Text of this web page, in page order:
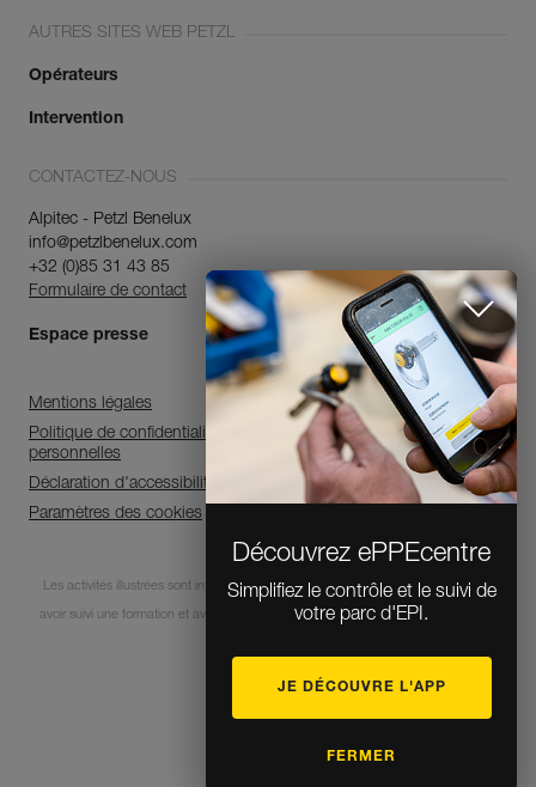
Découvrez ePPEcentre
Simplifiez le contrôle et le suivi de
votre parc d'EPI.
JE DÉCOUVRE L'APP
FERMER
AUTRES SITES WEB PETZL
Opérateurs
Intervention
CONTACTEZ-NOUS
Alpitec - Petzl Benelux
info@petzlbenelux.com
+32 (0)85 31 43 85
Formulaire de contact
Espace presse
Mentions légales
Politique de confidentialité et de traitement des données
personnelles
Déclaration d'accessibilité
Paramètres des cookies
Les activités illustrées sont intrinsèquement dangereuses. Chaque utilisateur doit
avoir suivi une formation et avoir des compétences pour l’usage des équipements
© 1995-2026 Petzl